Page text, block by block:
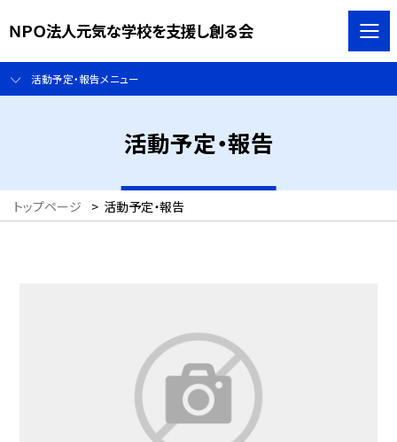
ＮＰＯ法人元気な学校を支援し創る会
活動予定・報告メニュー
活動予定・報告
トップページ > 活動予定・報告